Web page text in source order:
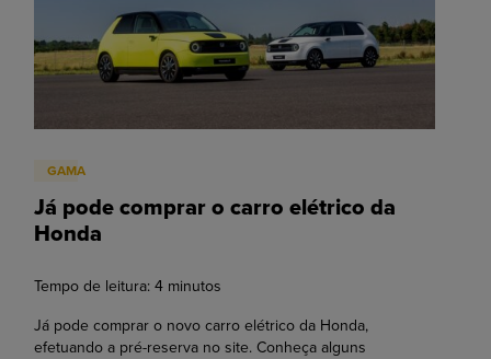
GAMA
Já pode comprar o carro elétrico da
Honda
Tempo de leitura: 4 minutos
Já pode comprar o novo carro elétrico da Honda,
efetuando a pré-reserva no site. Conheça alguns